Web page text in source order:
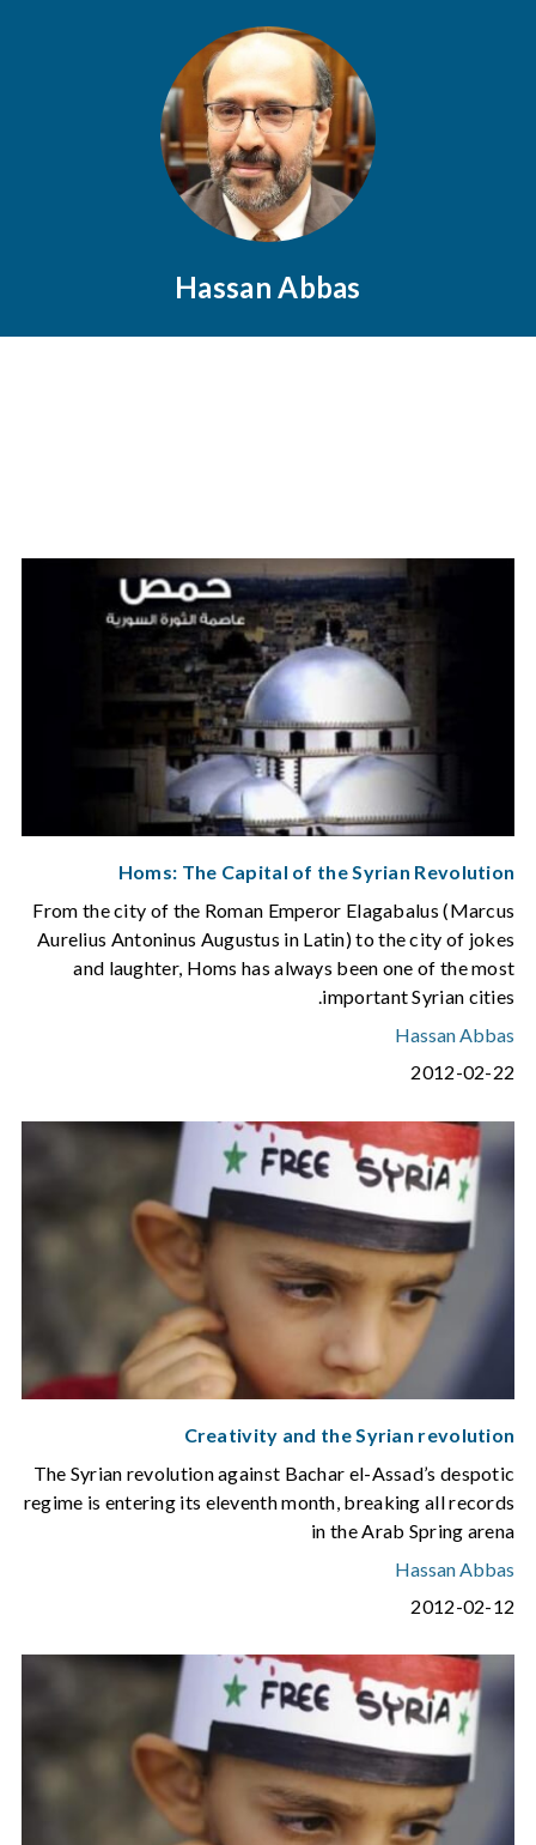
Hassan Abbas
Homs: The Capital of the Syrian Revolution
From the city of the Roman Emperor Elagabalus (Marcus
Aurelius Antoninus Augustus in Latin) to the city of jokes
and laughter, Homs has always been one of the most
important Syrian cities.
Hassan Abbas
2012-02-22
Creativity and the Syrian revolution
The Syrian revolution against Bachar el-Assad’s despotic
regime is entering its eleventh month, breaking all records
in the Arab Spring arena
Hassan Abbas
2012-02-12